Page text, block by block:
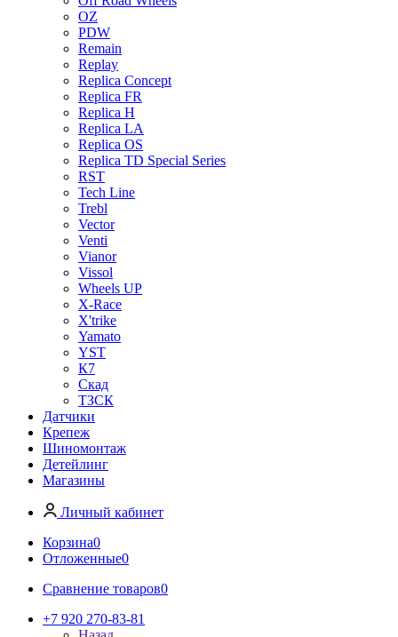
OZ
PDW
Remain
Replay
Replica Concept
Replica FR
Replica H
Replica LA
Replica OS
Replica TD Special Series
RST
Tech Line
Trebl
Vector
Venti
Vianor
Vissol
Wheels UP
X-Race
X'trike
Yamato
YST
К7
Скад
ТЗСК
Датчики
Крепеж
Шиномонтаж
Детейлинг
Магазины
Личный кабинет
Корзина0
Отложенные0
Сравнение товаров0
+7 920 270-83-81